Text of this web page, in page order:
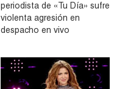
periodista de «Tu Día» sufre
violenta agresión en
despacho en vivo